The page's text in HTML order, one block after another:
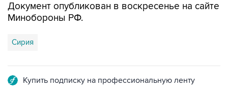
Документ опубликован в воскресенье на сайте
Минобороны РФ.
Сирия
Купить подписку на профессиональную ленту